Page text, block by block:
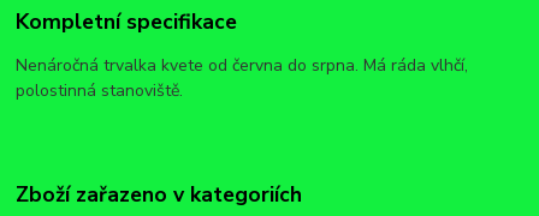
Kompletní specifikace
Nenáročná trvalka kvete od června do srpna. Má ráda vlhčí,
polostinná stanoviště.
Zboží zařazeno v kategoriích